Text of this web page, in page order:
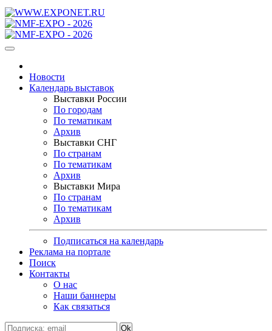
Новости
Календарь выставок
Выставки России
По городам
По тематикам
Архив
Выставки СНГ
По странам
По тематикам
Архив
Выставки Мира
По странам
По тематикам
Архив
Подписаться на календарь
Реклама на портале
Поиск
Контакты
О нас
Наши баннеры
Как связаться